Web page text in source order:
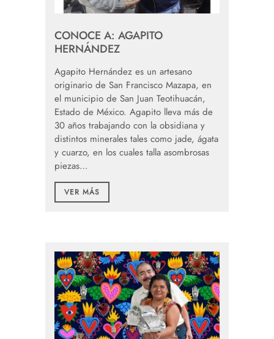
CONOCE A: AGAPITO
HERNÁNDEZ
Agapito Hernández es un artesano
originario de San Francisco Mazapa, en
el municipio de San Juan Teotihuacán,
Estado de México. Agapito lleva más de
30 años trabajando con la obsidiana y
distintos minerales tales como jade, ágata
y cuarzo, en los cuales talla asombrosas
piezas…
VER MÁS